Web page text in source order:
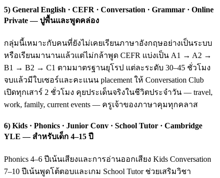
5) General English · CEFR · Conversation · Grammar · Online
Private — ปูพื้นและพูดคล่อง
กลุ่มนี้เหมาะกับคนที่ยังไม่เคยเรียนภาษาอังกฤษอย่างเป็นระบบ
หรือเรียนมานานแล้วแต่ไม่กล้าพูด CEFR แบ่งเป็น A1 → A2 →
B1 → B2 → C1 ตามมาตรฐานยุโรป แต่ละระดับ 30–45 ชั่วโมง
จบแล้วมีใบเซอร์และคะแนน placement ให้ Conversation Club
เปิดทุกเสาร์ 2 ชั่วโมง คุยประเด็นจริงในชีวิตประจำวัน — travel,
work, family, current events — ครูเจ้าของภาษาคุมทุกคลาส
6) Kids · Phonics · Junior Conv · School Tutor · Cambridge
YLE — สำหรับเด็ก 4–15 ปี
Phonics 4–6 ปีเน้นเสียงและการอ่านออกเสียง Kids Conversation
7–10 ปีเน้นพูดโต้ตอบและเกม School Tutor ช่วยเสริมวิชา